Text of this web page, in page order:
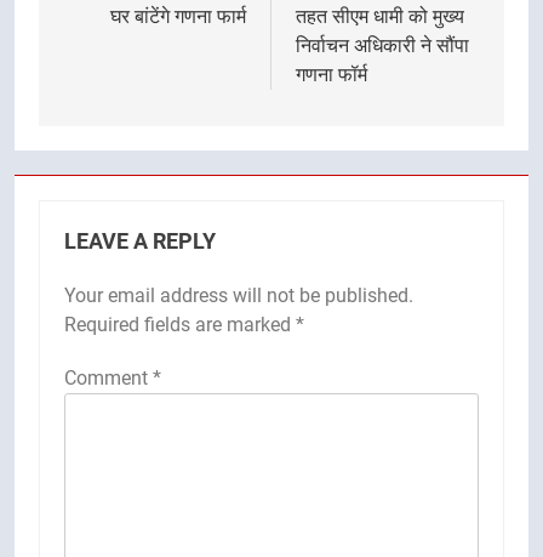
घर बांटेंगे गणना फार्म
तहत सीएम धामी को मुख्य
निर्वाचन अधिकारी ने सौंपा
गणना फॉर्म
LEAVE A REPLY
Your email address will not be published.
Required fields are marked *
Comment *